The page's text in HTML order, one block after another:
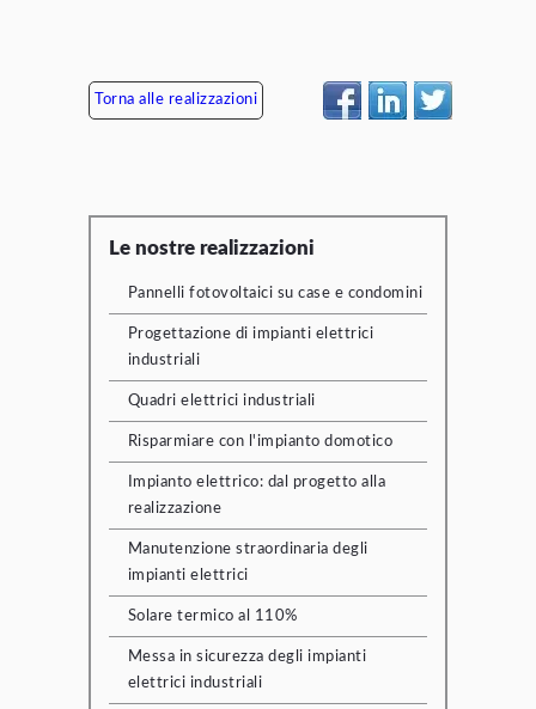
Torna alle realizzazioni
Le nostre realizzazioni
Pannelli fotovoltaici su case e condomini
Progettazione di impianti elettrici
industriali
Quadri elettrici industriali
Risparmiare con l'impianto domotico
Impianto elettrico: dal progetto alla
realizzazione
Manutenzione straordinaria degli
impianti elettrici
Solare termico al 110%
Messa in sicurezza degli impianti
elettrici industriali